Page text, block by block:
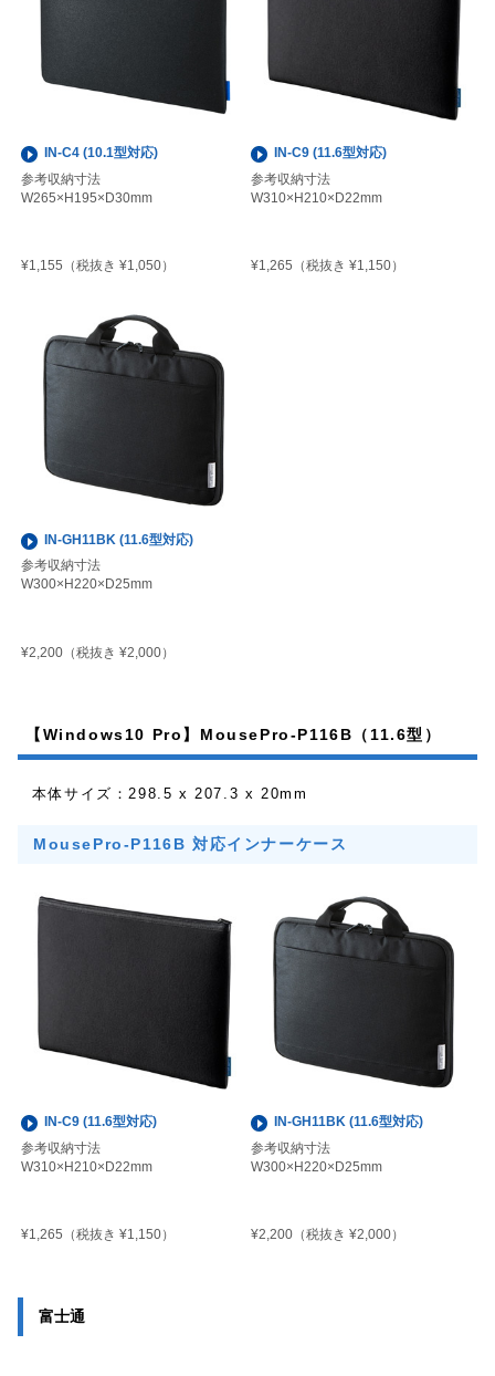
IN-C4 (10.1型対応)
参考収納寸法
W265×H195×D30mm
¥1,155 （税抜き ¥1,050）
IN-C9 (11.6型対応)
参考収納寸法
W310×H210×D22mm
¥1,265 （税抜き ¥1,150）
IN-GH11BK (11.6型対応)
参考収納寸法
W300×H220×D25mm
¥2,200 （税抜き ¥2,000）
【Windows10 Pro】MousePro-P116B（11.6型）
本体サイズ：298.5 x 207.3 x 20mm
MousePro-P116B 対応インナーケース
IN-C9 (11.6型対応)
参考収納寸法
W310×H210×D22mm
¥1,265 （税抜き ¥1,150）
IN-GH11BK (11.6型対応)
参考収納寸法
W300×H220×D25mm
¥2,200 （税抜き ¥2,000）
富士通